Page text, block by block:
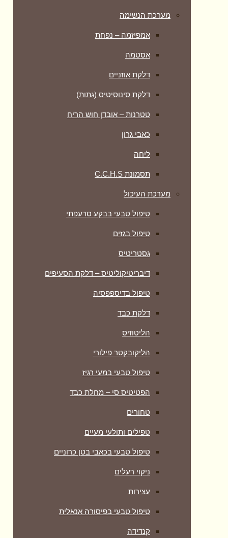
מערכת הנשימה
אמפיזמה – נפחת
אסטמה
דלקת אוזניים
דלקת סינוסיטיס (גתות)
טטרנות – אובדן חוש הריח
כאבי גרון
ליחה
תסמונת C.C.H.S
מערכת העיכול
טיפול טבעי בבקע סרעפתי
טיפול בגזים
גסטריטיס
דיבריטיקוליטיס – דלקת הסעיפים
טיפול בדיספפסיה
דלקת כבד
הליטוזיס
הליקובקטר פילורי
טיפול טבעי במעי רגיז
הפטיטיס סי – מחלת כבד
טחורים
טפילים ותולעי מעיים
טיפול טבעי בכאבי בטן כרוניים
ניקוי רעלים
עצירות
טיפול טבעי בפיסורה אנאלית
קנדידה